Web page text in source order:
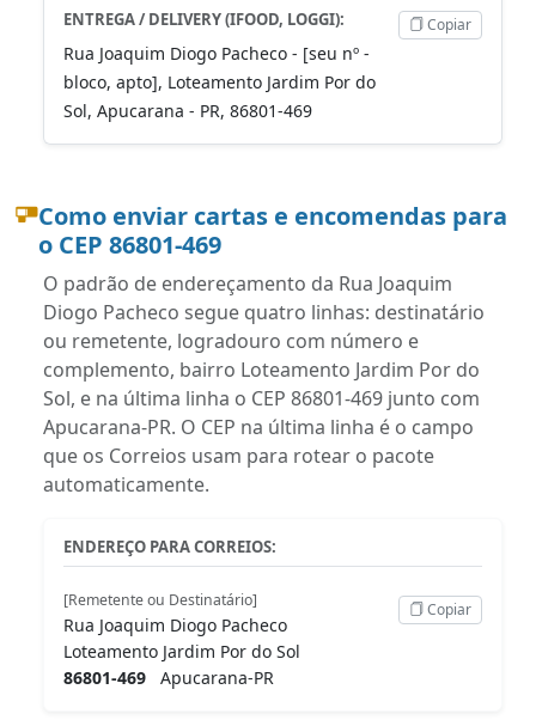
ENTREGA / DELIVERY (IFOOD, LOGGI):
Rua Joaquim Diogo Pacheco - [seu nº -
bloco, apto], Loteamento Jardim Por do
Sol, Apucarana - PR, 86801-469
Copiar
Como enviar cartas e encomendas para
o CEP 86801-469
O padrão de endereçamento da Rua Joaquim
Diogo Pacheco segue quatro linhas: destinatário
ou remetente, logradouro com número e
complemento, bairro Loteamento Jardim Por do
Sol, e na última linha o CEP 86801-469 junto com
Apucarana-PR. O CEP na última linha é o campo
que os Correios usam para rotear o pacote
automaticamente.
ENDEREÇO PARA CORREIOS:
[Remetente ou Destinatário]
Rua Joaquim Diogo Pacheco
Loteamento Jardim Por do Sol
86801-469 Apucarana-PR
Copiar